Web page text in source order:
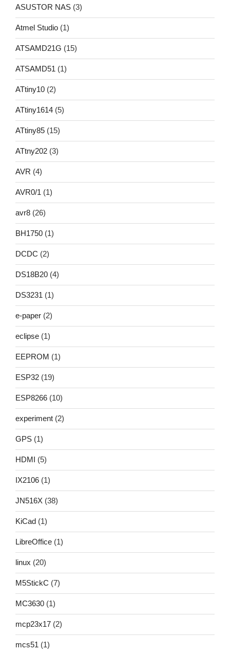
ASUSTOR NAS (3)
Atmel Studio (1)
ATSAMD21G (15)
ATSAMD51 (1)
ATtiny10 (2)
ATtiny1614 (5)
ATtiny85 (15)
ATtny202 (3)
AVR (4)
AVR0/1 (1)
avr8 (26)
BH1750 (1)
DCDC (2)
DS18B20 (4)
DS3231 (1)
e-paper (2)
eclipse (1)
EEPROM (1)
ESP32 (19)
ESP8266 (10)
experiment (2)
GPS (1)
HDMI (5)
IX2106 (1)
JN516X (38)
KiCad (1)
LibreOffice (1)
linux (20)
M5StickC (7)
MC3630 (1)
mcp23x17 (2)
mcs51 (1)